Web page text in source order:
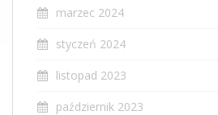
marzec 2024
styczeń 2024
listopad 2023
październik 2023